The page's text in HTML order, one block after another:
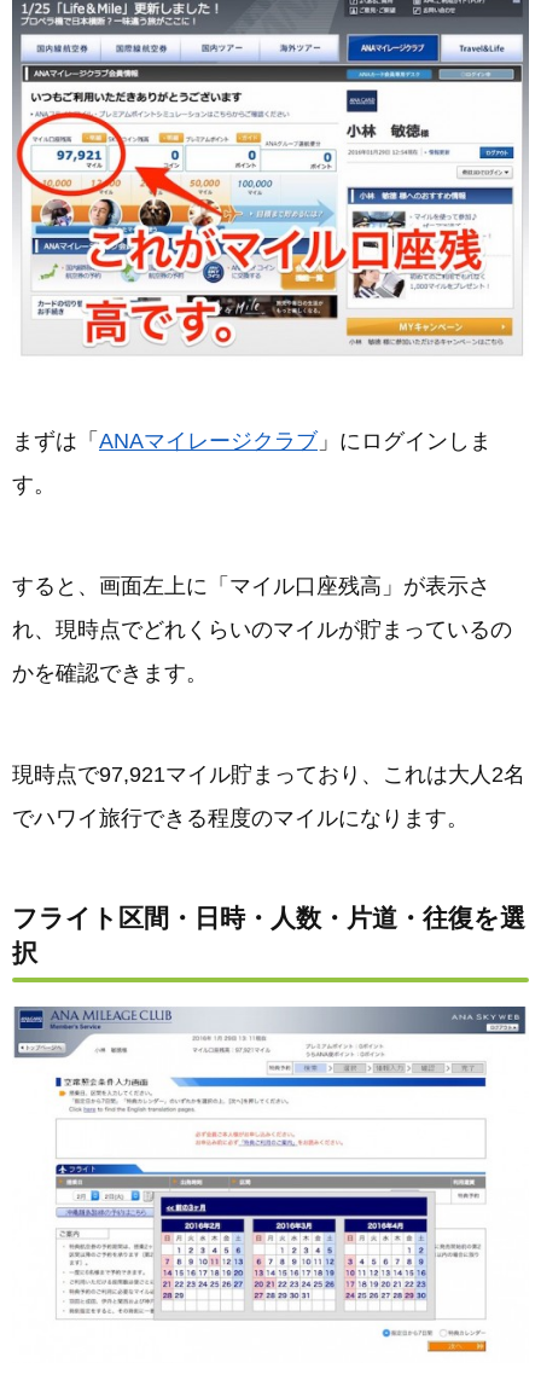
まずは「 ANAマイレージクラブ 」にログインしま
す。
すると、画面左上に「マイル口座残高」が表示さ
れ、現時点でどれくらいのマイルが貯まっているの
かを確認できます。
現時点で97,921マイル貯まっており、これは大人2名
でハワイ旅行できる程度のマイルになります。
フライト区間・日時・人数・片道・往復を選
択